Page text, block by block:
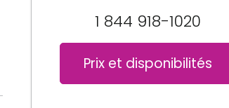
1 844 918-1020
Prix et disponibilités